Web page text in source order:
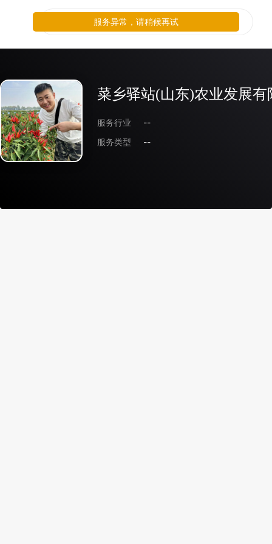
菜乡驿站(山东)农业发展有
服务行业
--
服务类型
--
服务异常，请稍候再试